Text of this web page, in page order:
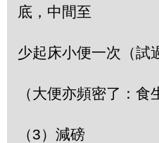
底，中間至
少起床小便一次（試
（大便亦頻密了：
（3）減磅